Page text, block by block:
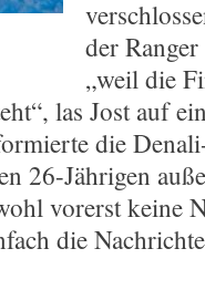
der
„weil die
las Jost auf
die
26-Jährigen
vorerst keine
die